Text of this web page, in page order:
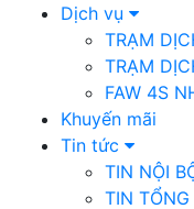
Dịch vụ
TRẠM
TRẠM
FAW 4S
Khuyến mãi
Tin tức
TIN NỘI
TIN TỔNG